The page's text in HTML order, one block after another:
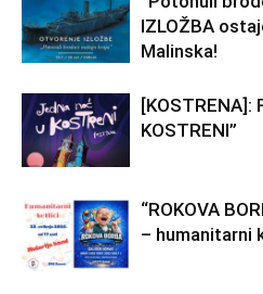
IZLOŽBA
Malinska!
[KOSTRENA]:
KOSTRENI”
“ROKOVA
– humanitarni